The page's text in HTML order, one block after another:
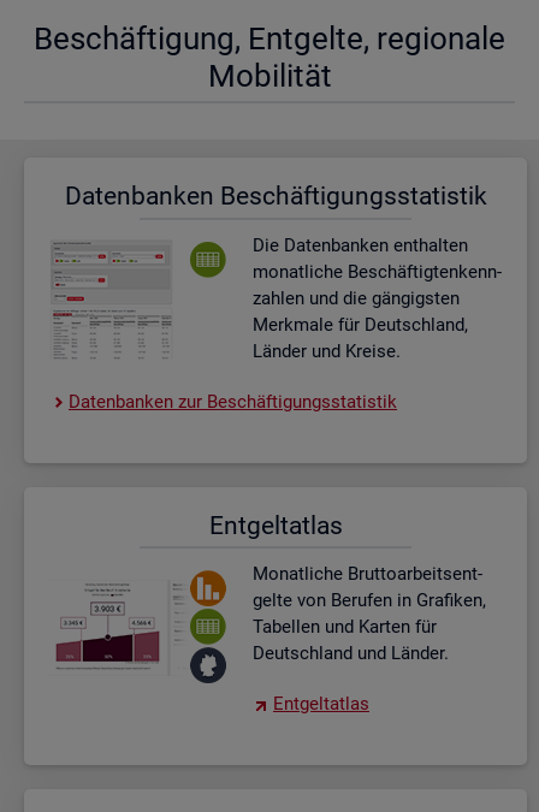
Be­schäf­ti­gung, Ent­gel­te, re­gio­na­le
Mo­bi­li­tät
Da­ten­ban­ken Be­schäf­ti­gungs­sta­tis­tik
Die Da­ten­ban­ken ent­hal­ten
mo­nat­li­che Be­schäf­tig­ten­kenn­
zah­len und die gän­gigs­ten
Merk­ma­le für Deutsch­land,
Län­der und Krei­se.
Da­ten­ban­ken zur Be­schäf­ti­gungs­sta­tis­tik
Ent­gel­t­at­las
Mo­nat­li­che Brut­to­ar­beits­ent­
gel­te von Be­ru­fen in Gra­fi­ken,
Ta­bel­len und Kar­ten für
Deutsch­land und Län­der.
Ent­gel­t­at­las